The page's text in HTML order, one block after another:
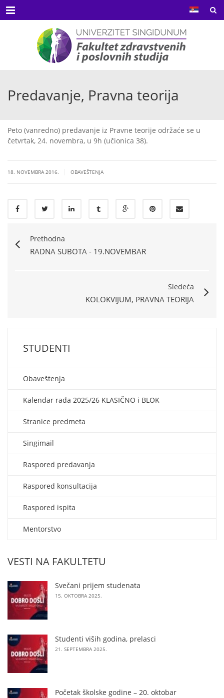
Menu
Predavanje, Pravna teorija
Peto (vanredno) predavanje iz Pravne teorije održaće se u
četvrtak, 24. novembra, u 9h (učionica 38).
18. NOVEMBRA 2016. OBAVEŠTENJA
Prethodna
RADNA SUBOTA - 19.NOVEMBAR
Sledeća
KOLOKVIJUM, PRAVNA TEORIJA
STUDENTI
Obaveštenja
Kalendar rada 2025/26 KLASIČNO i BLOK
Stranice predmeta
Singimail
Raspored predavanja
Raspored konsultacija
Raspored ispita
Mentorstvo
VESTI NA FAKULTETU
Svečani prijem studenata
15. OKTOBRA 2025.
Studenti viših godina, prelasci
21. SEPTEMBRA 2025.
Početak školske godine – 20. oktobar